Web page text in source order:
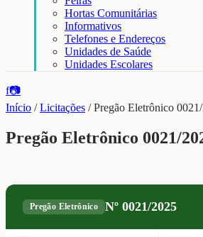
Hortas Comunitárias
Informativos
Telefones e Endereços
Unidades de Saúde
Unidades Escolares
f📷
Início /Licitações /Pregão Eletrônico
Pregão Eletrônico 0021/
Pregão Eletrônico Nº0021/2025